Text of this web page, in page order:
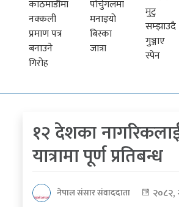
प्रवास
खेलकुद
पत्रपत्रिकाबाट
काठमाडौंमा
नक्कली
प्रमाण पत्र
बनाउने
गिरोह
पोर्चुगलमा
मनाइयो
बिस्का
जात्रा
मुटु
सम्झाउदै
गुञ्जाए
स्पेन
१२ देशका
यात्रामा पूर्ण प्रतिबन्ध
नेपाल संसार संवाददाता
२०८२,